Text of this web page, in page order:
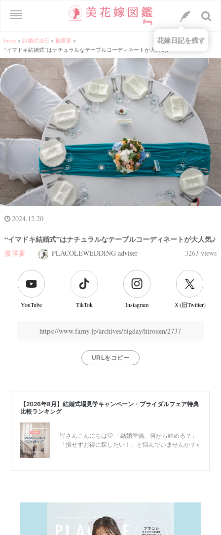
farny > 結婚式当日 > 披露宴 >
“イマドキ結婚式”はナチュラルなテーブルコーディネートが大人気♪
2024.12.20
“イマドキ結婚式”はナチュラルなテーブルコーディネートが大人気♪
披露宴 PLACOLEWEDDING adviser 3263 views
YouTube TikTok Instagram Ｘ(旧Twitter)
https://www.farny.jp/archives/bigday/hirouen/2737
URLをコピー
花嫁日記を残す